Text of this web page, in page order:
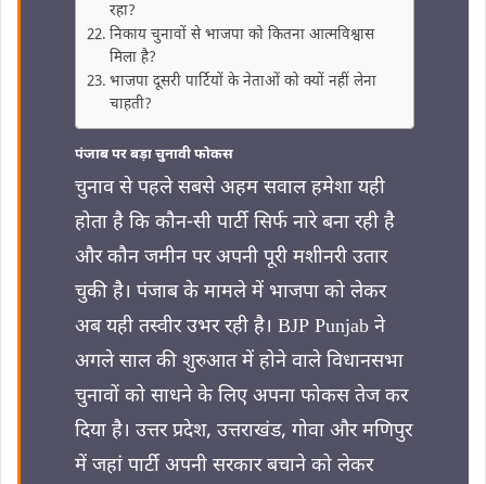
रहा?
निकाय चुनावों से भाजपा को कितना आत्मविश्वास
मिला है?
भाजपा दूसरी पार्टियों के नेताओं को क्यों नहीं लेना
चाहती?
पंजाब पर बड़ा चुनावी फोकस
चुनाव से पहले सबसे अहम सवाल हमेशा यही
होता है कि कौन-सी पार्टी सिर्फ नारे बना रही है
और कौन जमीन पर अपनी पूरी मशीनरी उतार
चुकी है। पंजाब के मामले में भाजपा को लेकर
अब यही तस्वीर उभर रही है। BJP Punjab ने
अगले साल की शुरुआत में होने वाले विधानसभा
चुनावों को साधने के लिए अपना फोकस तेज कर
दिया है। उत्तर प्रदेश, उत्तराखंड, गोवा और मणिपुर
में जहां पार्टी अपनी सरकार बचाने को लेकर